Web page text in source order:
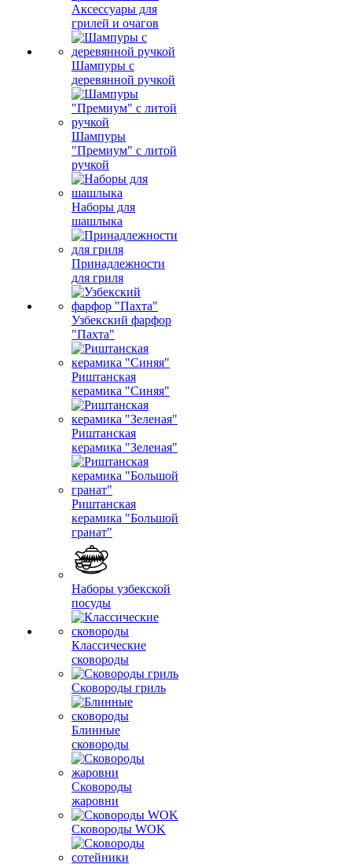
Аксессуары для
грилей и очагов
Шампуры с
деревянной ручкой
Шампуры
"Премиум" с литой
ручкой
Наборы для
шашлыка
Принадлежности
для гриля
Узбекский фарфор
"Пахта"
Риштанская
керамика "Синяя"
Риштанская
керамика "Зеленая"
Риштанская
керамика "Большой
гранат"
Наборы узбекской
посуды
Классические
сковороды
Сковороды гриль
Блинные
сковороды
Сковороды
жаровни
Сковороды WOK